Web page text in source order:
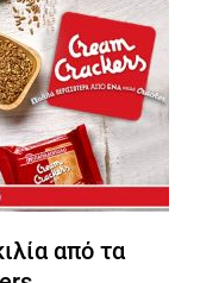
από τα